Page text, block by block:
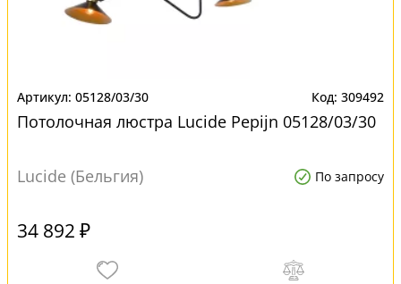
05128/03/30 309492
Потолочная люстра Lucide Pepijn 05128/03/30
Lucide (Бельгия) По запросу
34 892 ₽